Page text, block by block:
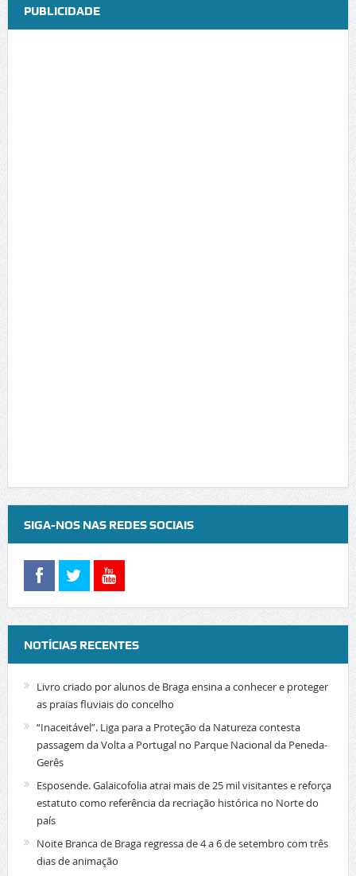
PUBLICIDADE
SIGA-NOS NAS REDES SOCIAIS
NOTÍCIAS RECENTES
Livro criado por alunos de Braga ensina a conhecer e proteger
as praias fluviais do concelho
“Inaceitável”. Liga para a Proteção da Natureza contesta
passagem da Volta a Portugal no Parque Nacional da Peneda-
Gerês
Esposende. Galaicofolia atrai mais de 25 mil visitantes e reforça
estatuto como referência da recriação histórica no Norte do
país
Noite Branca de Braga regressa de 4 a 6 de setembro com três
dias de animação